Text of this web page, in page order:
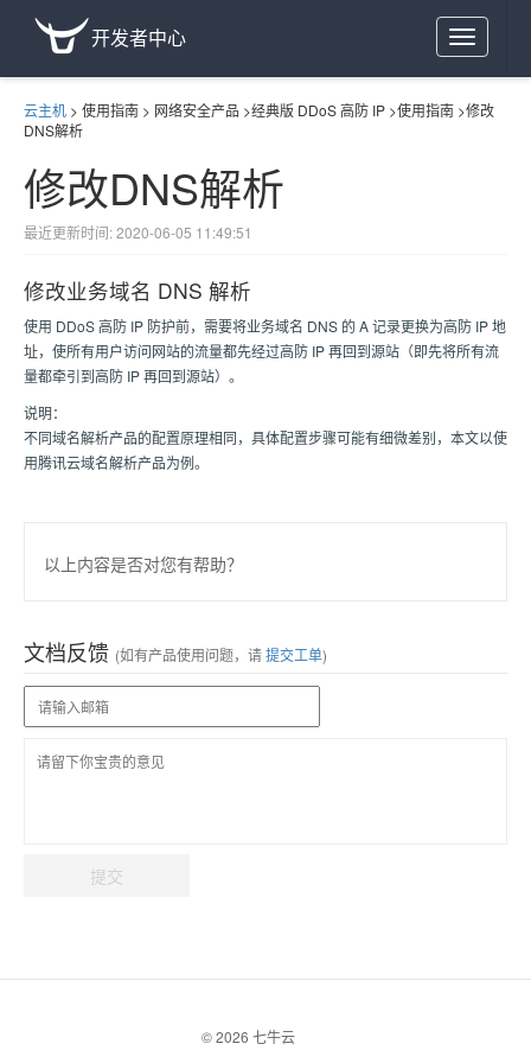
Toggle
navigation
开发者中心
云主机 > 使用指南 > 网络安全产品 >经典版 DDoS 高防 IP >使用指南 >修改
DNS解析
修改DNS解析
最近更新时间: 2020-06-05 11:49:51
修改业务域名 DNS 解析
使用 DDoS 高防 IP 防护前，需要将业务域名 DNS 的 A 记录更换为高防 IP 地
址，使所有用户访问网站的流量都先经过高防 IP 再回到源站（即先将所有流
量都牵引到高防 IP 再回到源站）。
说明：
不同域名解析产品的配置原理相同，具体配置步骤可能有细微差别，本文以使
用腾讯云域名解析产品为例。
以上内容是否对您有帮助？
文档反馈 (如有产品使用问题，请提交工单)
提交
© 2026 七牛云